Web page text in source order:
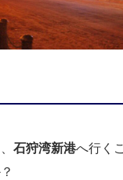
石狩湾新港へ行く